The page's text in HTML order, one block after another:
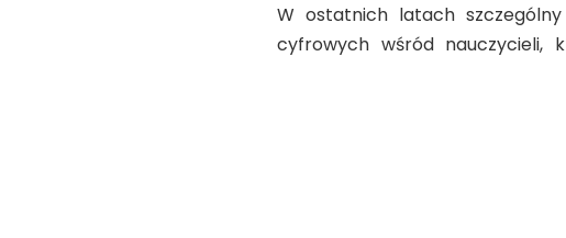
W ostatnich latach
cyfrowych wśród nauczycieli,